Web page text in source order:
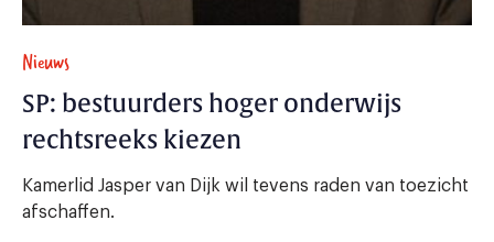
Nieuws
SP: bestuurders hoger onderwijs
rechtsreeks kiezen
Kamerlid Jasper van Dijk wil tevens raden van toezicht
afschaffen.